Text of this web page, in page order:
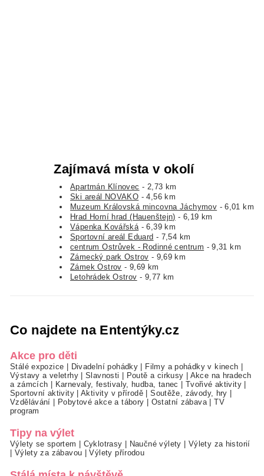
Zajímavá místa v okolí
Apartmán Klínovec - 2,73 km
Ski areál NOVAKO - 4,56 km
Muzeum Královská mincovna Jáchymov - 6,01 km
Hrad Horní hrad (Hauenštejn) - 6,19 km
Vápenka Kovářská - 6,39 km
Sportovní areál Eduard - 7,54 km
centrum Ostrůvek - Rodinné centrum - 9,31 km
Zámecký park Ostrov - 9,69 km
Zámek Ostrov - 9,69 km
Letohrádek Ostrov - 9,77 km
Co najdete na Ententýky.cz
Akce pro děti
Stálé expozice Divadelní pohádky Filmy a pohádky v kinech
Výstavy a veletrhy|Slavnosti Poutě a cirkusy
Akce na hradech
a zámcích
Karnevaly, festivaly, hudba, tanec Tvořivé aktivity
Sportovní aktivity|Aktivity v přírodě |Soutěže, závody, hry
Vzdělávání
Pobytové akce a tábory Ostatní zábava|TV
program
Tipy na výlet
Výlety se sportem Cyklotrasy Naučné výlety
Výlety za historií
Výlety za zábavou |Výlety přírodou